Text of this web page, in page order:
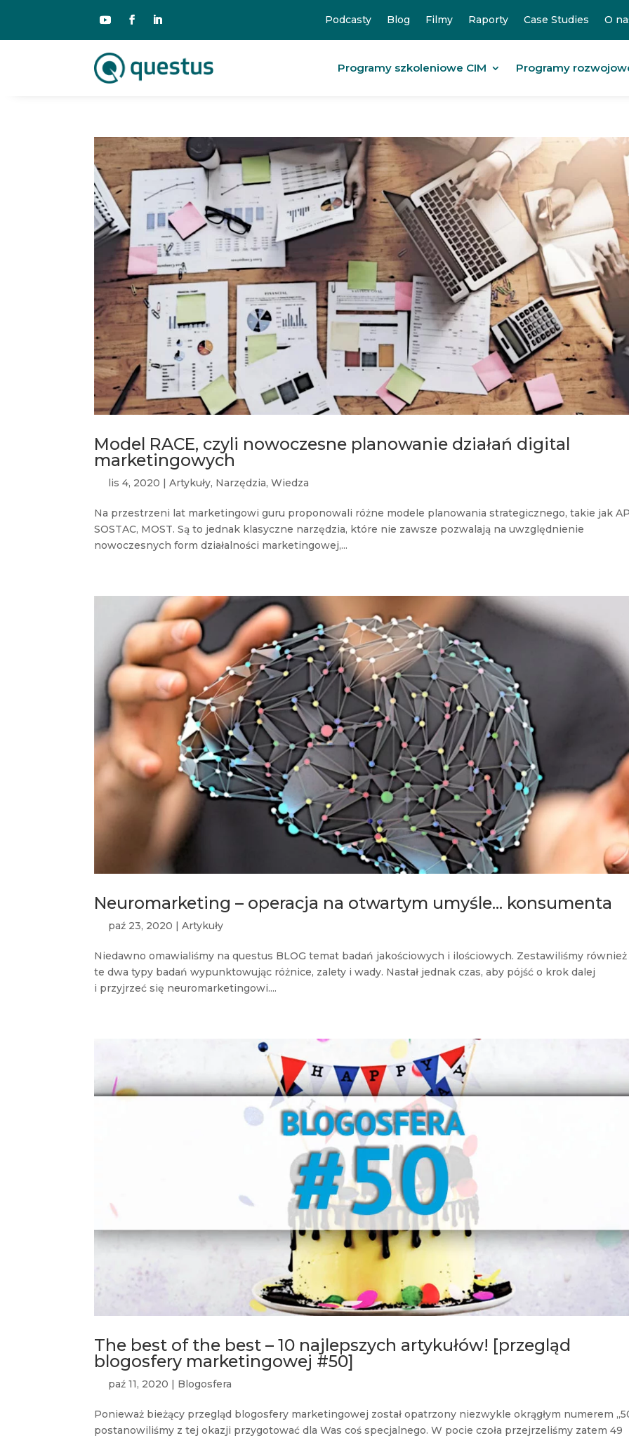
Podcasty Blog Filmy Raporty Case Studies O
Programy szkoleniowe CIM Programy
Model RACE, czyli nowoczesne planowanie działań digital
marketingowych
lis 4, 2020 |Artykuły, Narzędzia,Wiedza
Na przestrzeni lat marketingowi guru proponowali różne modele planowania strategicznego, takie jak
SOSTAC, MOST. Są to jednak klasyczne narzędzia, które nie zawsze pozwalają na uwzględnienie
nowoczesnych form działalności marketingowej,...
Neuromarketing – operacja na otwartym umyśle… konsumenta
paź 23, 2020 |Artykuły
Niedawno omawialiśmy na questus BLOG temat badań jakościowych i ilościowych. Zestawiliśmy również
te dwa typy badań wypunktowując różnice, zalety i wady. Nastał jednak czas, aby pójść o krok dalej
i przyjrzeć się neuromarketingowi....
The best of the best – 10 najlepszych artykułów! [przegląd
blogosfery marketingowej #50]
paź 11, 2020 Blogosfera
Ponieważ bieżący przegląd blogosfery marketingowej został opatrzony niezwykle okrągłym numerem
postanowiliśmy z tej okazji przygotować dla Was coś specjalnego. W pocie czoła przejrzeliśmy zatem 49